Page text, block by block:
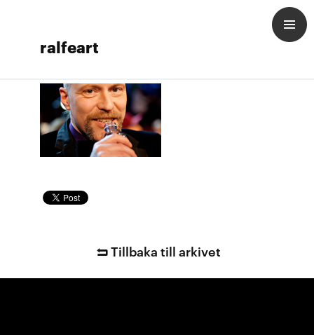
ralfeart
Tillbaka till arkivet